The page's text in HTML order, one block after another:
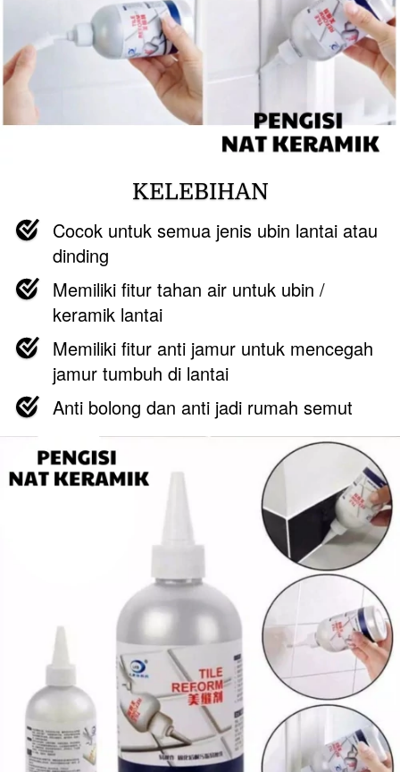
KELEBIHAN
Cocok untuk semua jenis ubin lantai atau
dinding
Memiliki fitur tahan air untuk ubin /
keramik lantai
Memiliki fitur anti jamur untuk mencegah
jamur tumbuh di lantai
Anti bolong dan anti jadi rumah semut